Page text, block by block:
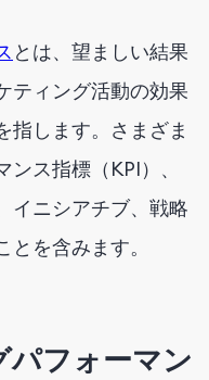
とは、望ましい結果
ティング活動の効果
指します。さまざま
ス指標（KPI）、
イニシアチブ、戦略
を含みます。
パフォーマン